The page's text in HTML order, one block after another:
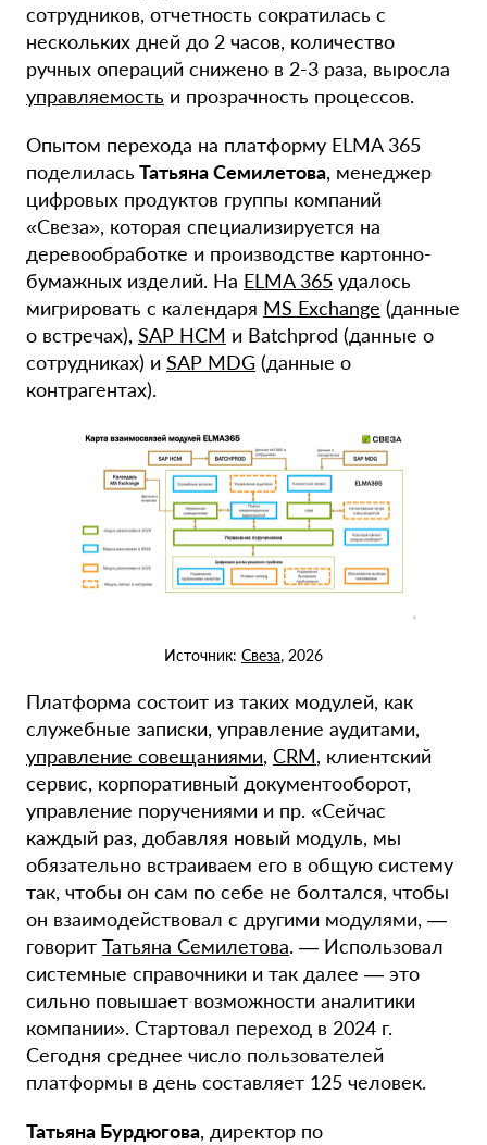
сотрудников, отчетность сократилась с
нескольких дней до 2 часов, количество
ручных операций снижено в 2-3 раза, выросла
управляемость и прозрачность процессов.
Опытом перехода на платформу ELMA 365
поделилась Татьяна Семилетова, менеджер
цифровых продуктов группы компаний
«Свеза», которая специализируется на
деревообработке и производстве картонно-
бумажных изделий. На ELMA 365 удалось
мигрировать с календаря MS Exchange (данные
о встречах), SAP HCM и Batchprod (данные о
сотрудниках) и SAP MDG (данные о
контрагентах).
Источник: Свеза, 2026
Платформа состоит из таких модулей, как
служебные записки, управление аудитами,
управление совещаниями, CRM, клиентский
сервис, корпоративный документооборот,
управление поручениями и пр. «Сейчас
каждый раз, добавляя новый модуль, мы
обязательно встраиваем его в общую систему
так, чтобы он сам по себе не болтался, чтобы
он взаимодействовал с другими модулями, —
говорит Татьяна Семилетова. — Использовал
системные справочники и так далее — это
сильно повышает возможности аналитики
компании». Стартовал переход в 2024 г.
Сегодня среднее число пользователей
платформы в день составляет 125 человек.
Татьяна Бурдюгова, директор по